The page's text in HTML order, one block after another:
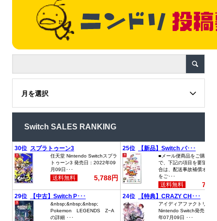
月を選択
Switch SALES RANKING